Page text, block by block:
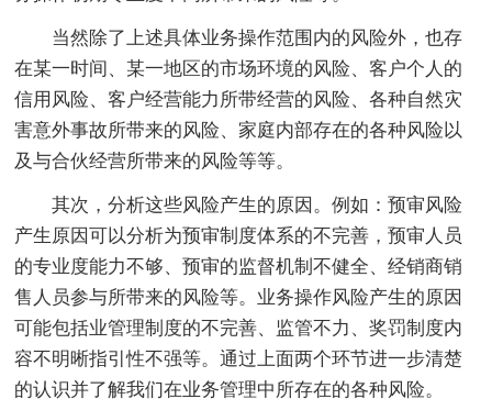
当然除了上述具体业务操作范围内的风险外，也存
在某一时间、某一地区的市场环境的风险、客户个人的
信用风险、客户经营能力所带经营的风险、各种自然灾
害意外事故所带来的风险、家庭内部存在的各种风险以
及与合伙经营所带来的风险等等。
其次，分析这些风险产生的原因。例如：预审风险
产生原因可以分析为预审制度体系的不完善，预审人员
的专业度能力不够、预审的监督机制不健全、经销商销
售人员参与所带来的风险等。业务操作风险产生的原因
可能包括业管理制度的不完善、监管不力、奖罚制度内
容不明晰指引性不强等。通过上面两个环节进一步清楚
的认识并了解我们在业务管理中所存在的各种风险。